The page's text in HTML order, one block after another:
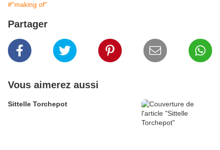
#"making of"
Partager
Vous aimerez aussi
Sittelle Torchepot